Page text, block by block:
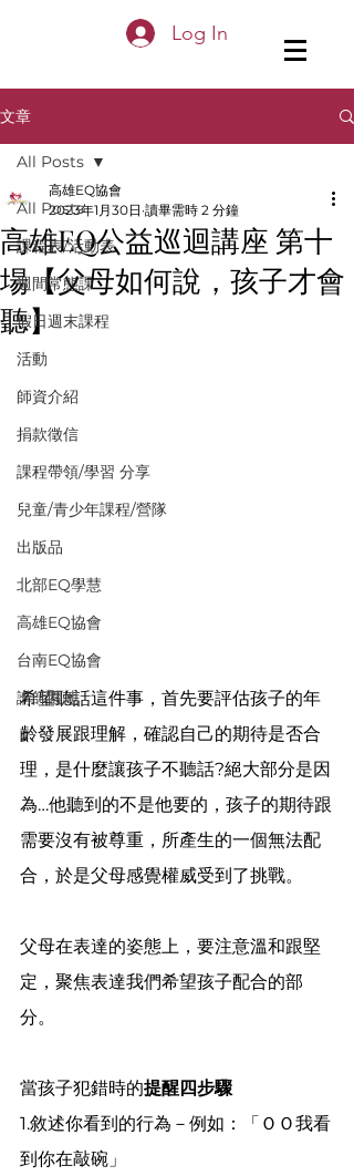
Log In
文章
All Posts
課程表/活動表
週間常態課
假日週末課程
活動
師資介紹
捐款徵信
課程帶領/學習 分享
兒童/青少年課程/營隊
出版品
北部EQ學慧
高雄EQ協會
台南EQ協會
講師園地
All Posts
高雄EQ公益巡迴講座 第十
場【父母如何說，孩子才會
聽】
高雄EQ協會
2023年1月30日 讀畢需時 2 分鐘
希望聽話這件事，首先要評估孩子的年
齡發展跟理解，確認自己的期待是否合
理，是什麼讓孩子不聽話?絕大部分是因
為…他聽到的不是他要的，孩子的期待跟
需要沒有被尊重，所產生的一個無法配
合，於是父母感覺權威受到了挑戰。
父母在表達的姿態上，要注意溫和跟堅
定，聚焦表達我們希望孩子配合的部
分。
當孩子犯錯時的提醒四步驟
1.敘述你看到的行為－例如：「ＯＯ我看
到你在敲碗」